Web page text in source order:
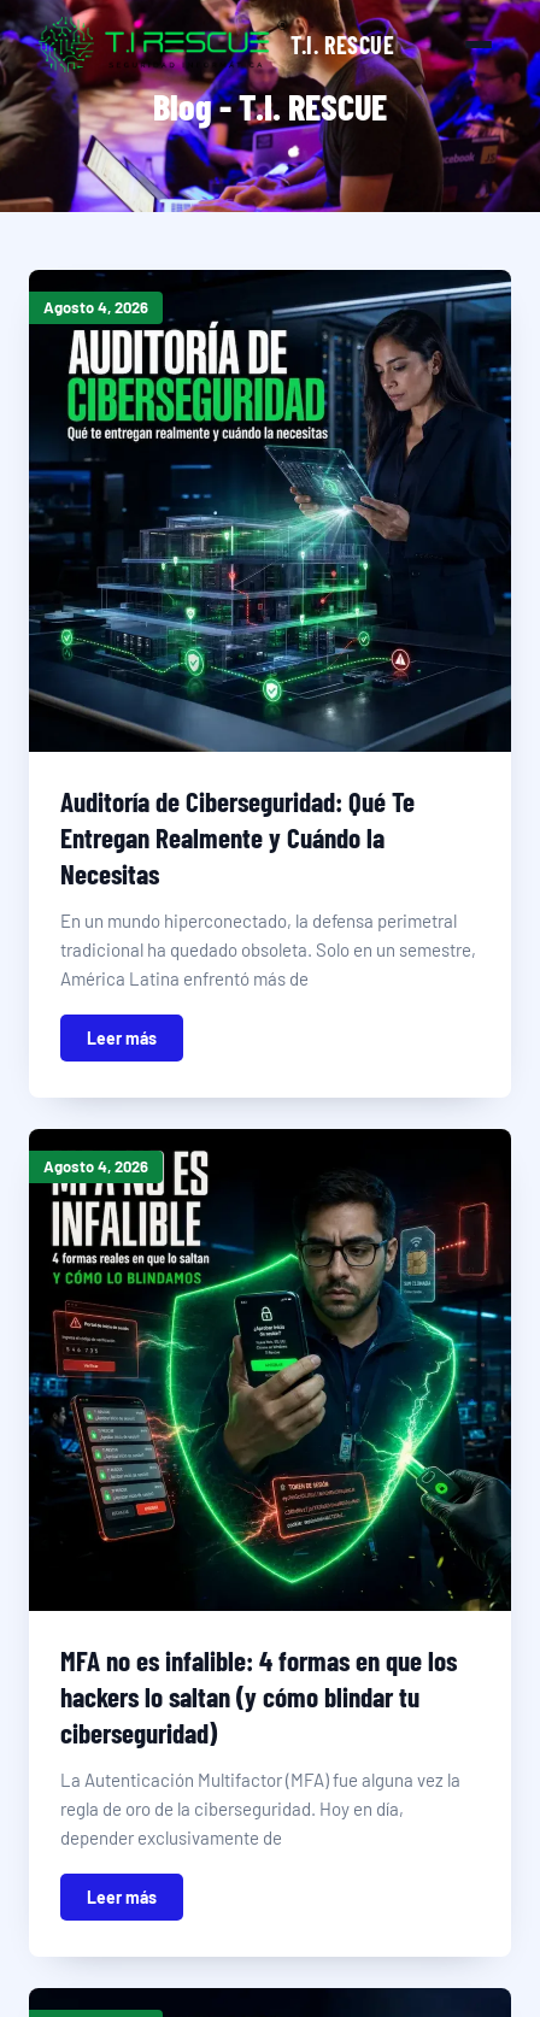
T.I. RESCUE
Blog - T.I. RESCUE
Agosto 4, 2026
Auditoría de Ciberseguridad: Qué Te
Entregan Realmente y Cuándo la
Necesitas
En un mundo hiperconectado, la defensa perimetral
tradicional ha quedado obsoleta. Solo en un semestre,
América Latina enfrentó más de
Leer más
Agosto 4, 2026
MFA no es infalible: 4 formas en que los
hackers lo saltan (y cómo blindar tu
ciberseguridad)
La Autenticación Multifactor (MFA) fue alguna vez la
regla de oro de la ciberseguridad. Hoy en día,
depender exclusivamente de
Leer más